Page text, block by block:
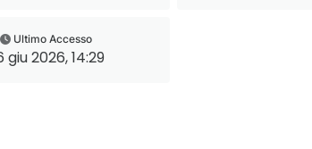
Ultimo Accesso
giu 2026, 14:29